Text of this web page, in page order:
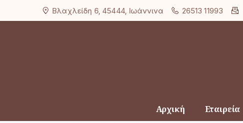
Βλαχλείδη 6, 45444, Ιωάννινα 26513 11993
Αρχική Εταιρεία